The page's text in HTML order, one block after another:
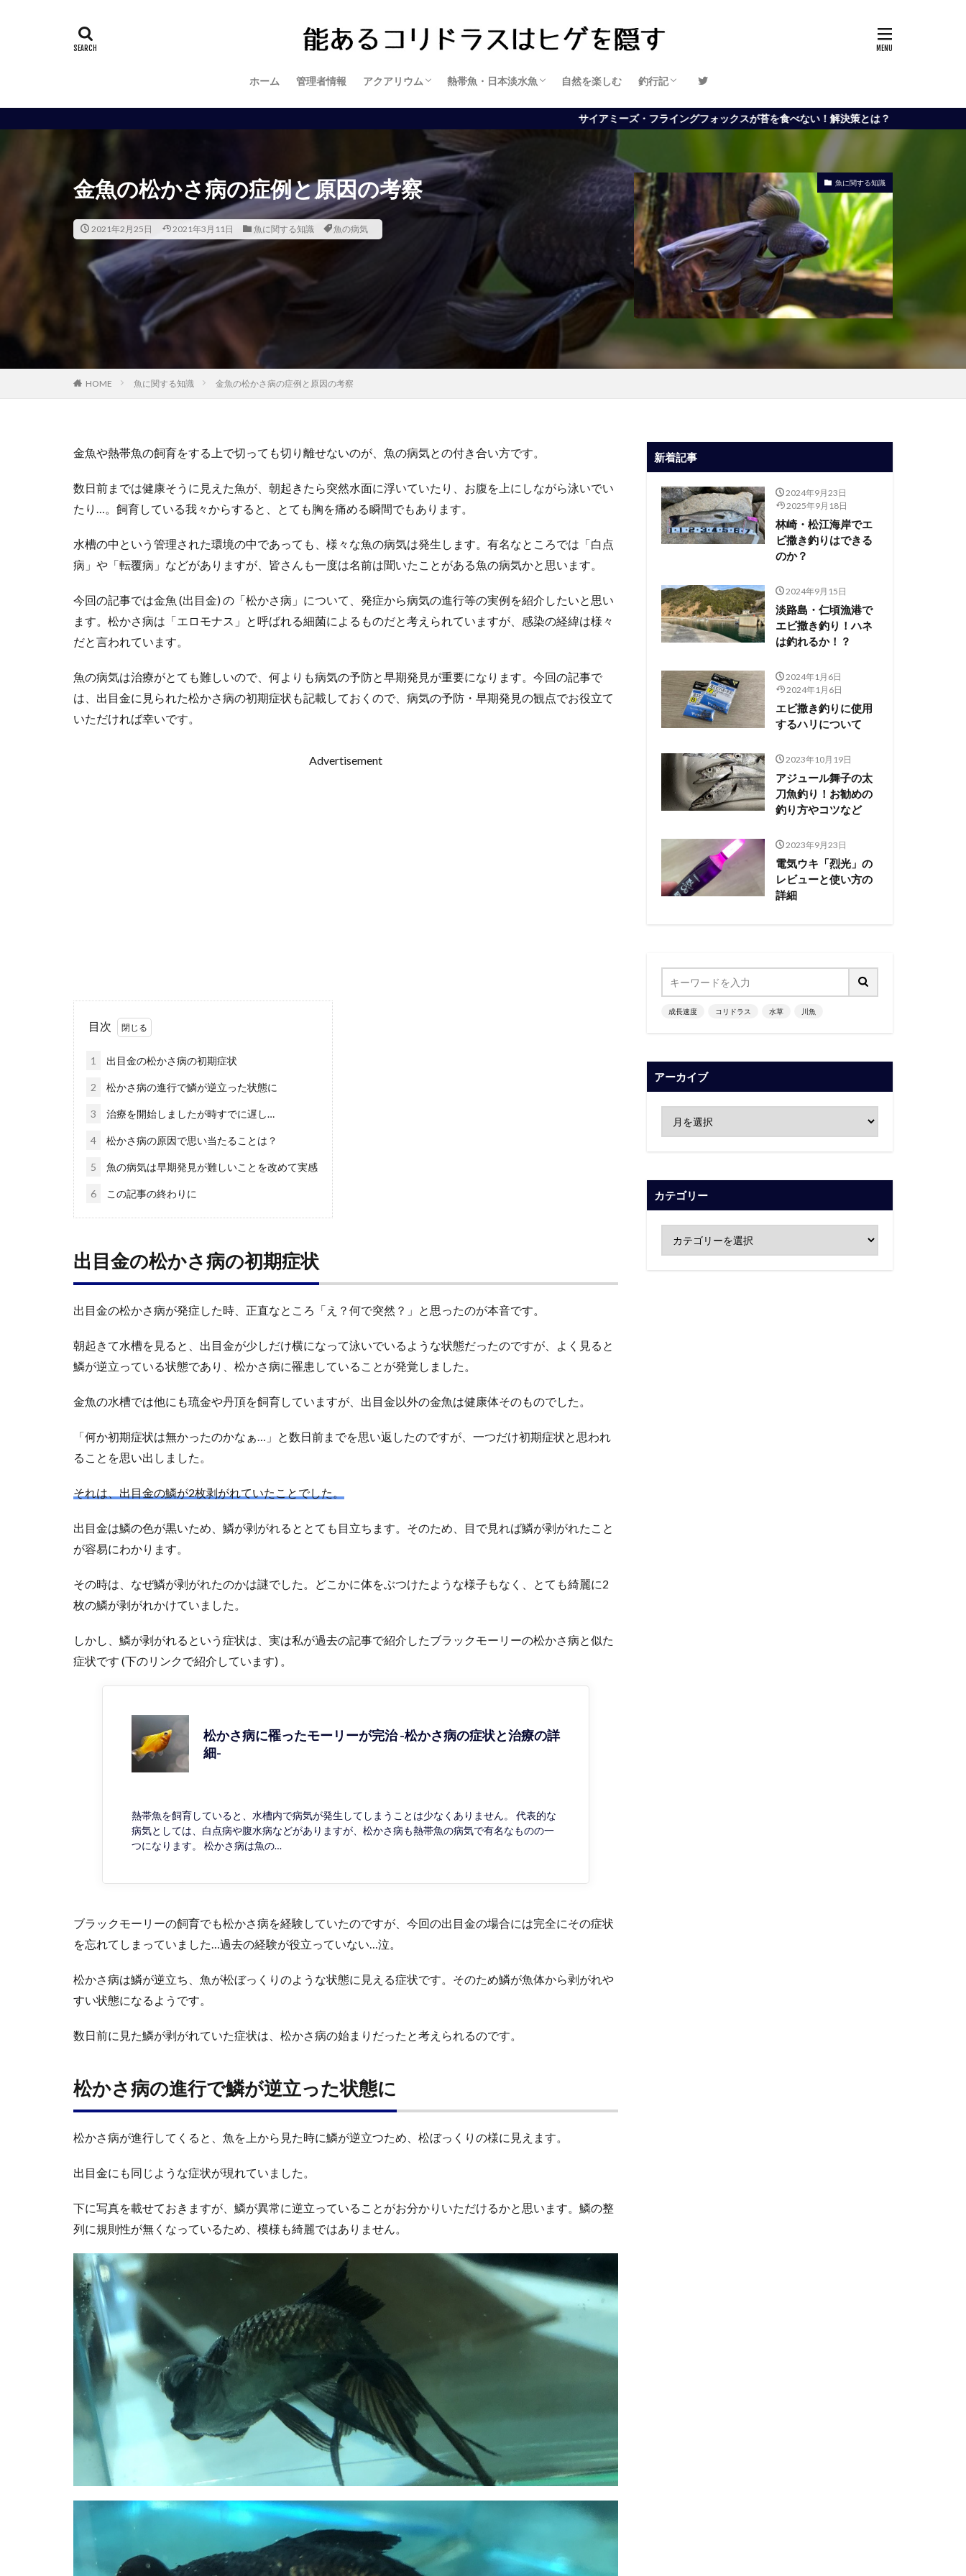
ホーム 管理者情報 アクアリウム
アクアリウムの基礎知識
アクアリウムの管理方法
水草管理
水槽・設備
熱帯魚・日本淡水魚
魚に関する知識
魚の飼育方法
自然を楽しむ 釣行記
釣り場紹介
釣り道具レビュー
サイアミーズ・フライングフォックスが苔を食べない！解決策とは？
金魚の松かさ病の症例と原因の考察
2021年2月25日 2021年3月11日 魚に関する知識 魚の病気
魚に関する知識
HOME 魚に関する知識 金魚の松かさ病の症例と原因の考察
金魚や熱帯魚の飼育をする上で切っても切り離せないのが、魚の病気との付き合い方です。
数日前までは健康そうに見えた魚が、朝起きたら突然水面に浮いていたり、お腹を上にしながら泳いでい
たり…。飼育している我々からすると、とても胸を痛める瞬間でもあります。
水槽の中という管理された環境の中であっても、様々な魚の病気は発生します。有名なところでは「白点
病」や「転覆病」などがありますが、皆さんも一度は名前は聞いたことがある魚の病気かと思います。
今回の記事では金魚 (出目金) の「松かさ病」について、発症から病気の進行等の実例を紹介したいと思い
ます。松かさ病は「エロモナス」と呼ばれる細菌によるものだと考えられていますが、感染の経緯は様々
だと言われています。
魚の病気は治療がとても難しいので、何よりも病気の予防と早期発見が重要になります。今回の記事で
は、出目金に見られた松かさ病の初期症状も記載しておくので、病気の予防・早期発見の観点でお役立て
いただければ幸いです。
Advertisement
目次
1 出目金の松かさ病の初期症状
2 松かさ病の進行で鱗が逆立った状態に
3 治療を開始しましたが時すでに遅し…
4 松かさ病の原因で思い当たることは？
5 魚の病気は早期発見が難しいことを改めて実感
6 この記事の終わりに
出目金の松かさ病の初期症状
出目金の松かさ病が発症した時、正直なところ「え？何で突然？」と思ったのが本音です。
朝起きて水槽を見ると、出目金が少しだけ横になって泳いでいるような状態だったのですが、よく見ると
鱗が逆立っている状態であり、松かさ病に罹患していることが発覚しました。
金魚の水槽では他にも琉金や丹頂を飼育していますが、出目金以外の金魚は健康体そのものでした。
「何か初期症状は無かったのかなぁ…」と数日前までを思い返したのですが、一つだけ初期症状と思われ
ることを思い出しました。
それは、出目金の鱗が2枚剥がれていたことでした。
出目金は鱗の色が黒いため、鱗が剥がれるととても目立ちます。そのため、目で見れば鱗が剥がれたこと
が容易にわかります。
その時は、なぜ鱗が剥がれたのかは謎でした。どこかに体をぶつけたような様子もなく、とても綺麗に2
枚の鱗が剥がれかけていました。
しかし、鱗が剥がれるという症状は、実は私が過去の記事で紹介したブラックモーリーの松かさ病と似た
症状です (下のリンクで紹介しています) 。
松かさ病に罹ったモーリーが完治 -松かさ病の症状と治療の詳
細-
熱帯魚を飼育していると、水槽内で病気が発生してしまうことは少なくありません。 代表的な
病気としては、白点病や腹水病などがありますが、松かさ病も熱帯魚の病気で有名なものの一
つになります。 松かさ病は魚の…
ブラックモーリーの飼育でも松かさ病を経験していたのですが、今回の出目金の場合には完全にその症状
を忘れてしまっていました…過去の経験が役立っていない…泣。
松かさ病は鱗が逆立ち、魚が松ぼっくりのような状態に見える症状です。そのため鱗が魚体から剥がれや
すい状態になるようです。
数日前に見た鱗が剥がれていた症状は、松かさ病の始まりだったと考えられるのです。
松かさ病の進行で鱗が逆立った状態に
松かさ病が進行してくると、魚を上から見た時に鱗が逆立つため、松ぼっくりの様に見えます。
出目金にも同じような症状が現れていました。
下に写真を載せておきますが、鱗が異常に逆立っていることがお分かりいただけるかと思います。鱗の整
列に規則性が無くなっているため、模様も綺麗ではありません。
新着記事
2024年9月23日
2025年9月18日
林崎・松江海岸でエ
ビ撒き釣りはできる
のか？
2024年9月15日
淡路島・仁頃漁港で
エビ撒き釣り！ハネ
は釣れるか！？
2024年1月6日
2024年1月6日
エビ撒き釣りに使用
するハリについて
2023年10月19日
アジュール舞子の太
刀魚釣り！お勧めの
釣り方やコツなど
2023年9月23日
電気ウキ「烈光」の
レビューと使い方の
詳細
成長速度 コリドラス 水草 川魚
アーカイブ
カテゴリー